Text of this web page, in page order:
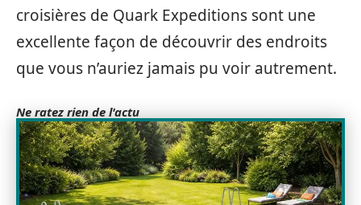
croisières de Quark Expeditions sont une
excellente façon de découvrir des endroits
que vous n’auriez jamais pu voir autrement.
Ne ratez rien de l'actu